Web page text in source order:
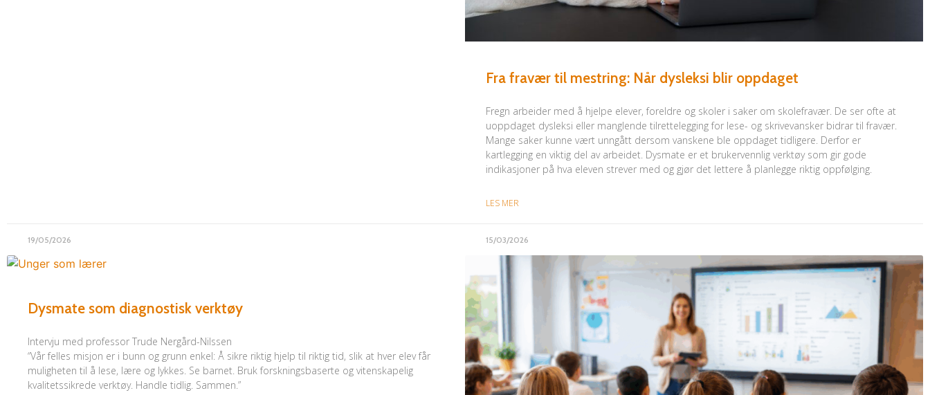
19/05/2026
Fra fravær til mestring: Når dysleksi blir oppdaget
Fregn arbeider med å hjelpe elever, foreldre og skoler i saker om skolefravær. De ser ofte at
uoppdaget dysleksi eller manglende tilrettelegging for lese- og skrivevansker bidrar til fravær.
Mange saker kunne vært unngått dersom vanskene ble oppdaget tidligere. Derfor er
kartlegging en viktig del av arbeidet. Dysmate er et brukervennlig verktøy som gir gode
indikasjoner på hva eleven strever med og gjør det lettere å planlegge riktig oppfølging.
LES MER
15/03/2026
Dysmate som diagnostisk verktøy
Intervju med professor Trude Nergård-Nilssen
“Vår felles misjon er i bunn og grunn enkel: Å sikre riktig hjelp til riktig tid, slik at hver elev får
muligheten til å lese, lære og lykkes. Se barnet. Bruk forskningsbaserte og vitenskapelig
kvalitetssikrede verktøy. Handle tidlig. Sammen.”